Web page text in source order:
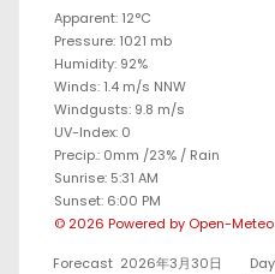
Apparent: 12°C
Pressure: 1021 mb
Humidity: 92%
Winds: 1.4 m/s NNW
Windgusts: 9.8 m/s
UV-Index: 0
Precip.: 0mm /23% / Rain
Sunrise: 5:31 AM
Sunset: 6:00 PM
© 2026 Powered by Open-Meteo
Forecast 2026年3月30日 Day